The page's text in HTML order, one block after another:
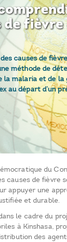
de fièvre
causes de
méthode de
la malaria et de la
au départ d’un
du
causes de fièvre
appuyer une
et durable.
le cadre du
à Kinshasa,
des